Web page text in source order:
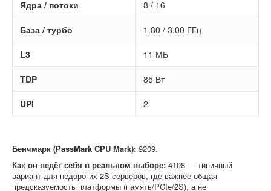
Ядра / потоки 8 / 16
База / турбо 1.80 / 3.00 ГГц
L3 11 МБ
TDP 85 Вт
UPI 2
Бенчмарк (PassMark CPU Mark): 9209.
Как он ведёт себя в реальном выборе: 4108 — типичный
вариант для недорогих 2S-серверов, где важнее общая
предсказуемость платформы (память/PCIe/2S), а не